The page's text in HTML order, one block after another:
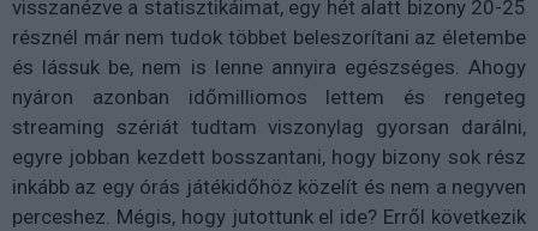
visszanézve a statisztikáimat, egy hét alatt bizony 20-25
résznél már nem tudok többet beleszorítani az életembe
és lássuk be, nem is lenne annyira egészséges. Ahogy
nyáron azonban időmilliomos lettem és rengeteg
streaming szériát tudtam viszonylag gyorsan darálni,
egyre jobban kezdett bosszantani, hogy bizony sok rész
inkább az egy órás játékidőhöz közelít és nem a negyven
perceshez. Mégis, hogy jutottunk el ide? Erről következik